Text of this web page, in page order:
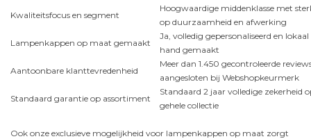
Kwaliteitsfocus en segment
Hoogwaardige middenklasse met
op duurzaamheid en afwerking
Lampenkappen op maat gemaakt
Ja, volledig gepersonaliseerd en
hand gemaakt
Aantoonbare klanttevredenheid
Meer dan 1.450 gecontroleerde
aangesloten bij Webshopkeurmerk
Standaard garantie op assortiment
Standaard 2 jaar volledige zekerheid
gehele collectie
Ook onze exclusieve mogelijkheid voor lampenkappen op maat zorgt